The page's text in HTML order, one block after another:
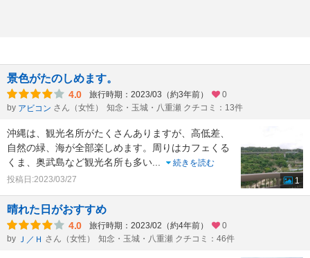
景色がたのしめます。
4.0 旅行時期：2023/03（約3年前）
0
by アビコン さん（女性） 知念・玉城・八重瀬 クチコミ：13件
沖縄は、観光名所がたくさんありますが、高低差、
自然の緑、海が全部楽しめます。周りはカフェくる
くま、奥武島など観光名所も多い
続きを読む
投稿日:2023/03/27
1
晴れた日がおすすめ
4.0 旅行時期：2023/02（約4年前）
0
by Ｊ／Ｈ さん（女性） 知念・玉城・八重瀬 クチコミ：46件